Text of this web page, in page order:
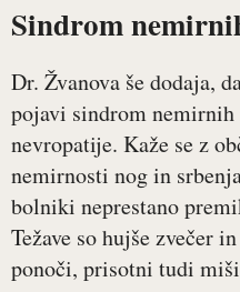
Sindrom
Dr. Žvanova še dodaja,
pojavi sindrom
nevropatije. Kaže se z
nemirnosti nog in
bolniki neprestano
Težave so hujše zvečer
ponoči, prisotni tudi